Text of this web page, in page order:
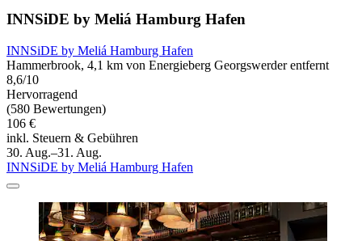
INNSiDE by Meliá Hamburg Hafen
INNSiDE by Meliá Hamburg Hafen
Hammerbrook, 4,1 km von Energieberg Georgswerder entfernt
8,6/10
Hervorragend
(580 Bewertungen)
106 €
inkl. Steuern & Gebühren
30. Aug.–31. Aug.
INNSiDE by Meliá Hamburg Hafen